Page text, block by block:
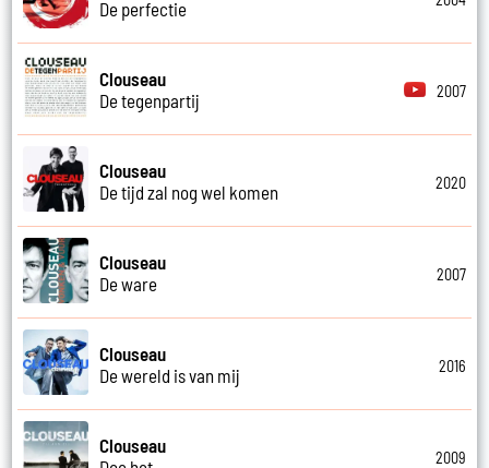
De perfectie
Clouseau
De tegenpartij
2007
Clouseau
De tijd zal nog wel komen
2020
Clouseau
De ware
2007
Clouseau
De wereld is van mij
2016
Clouseau
2009